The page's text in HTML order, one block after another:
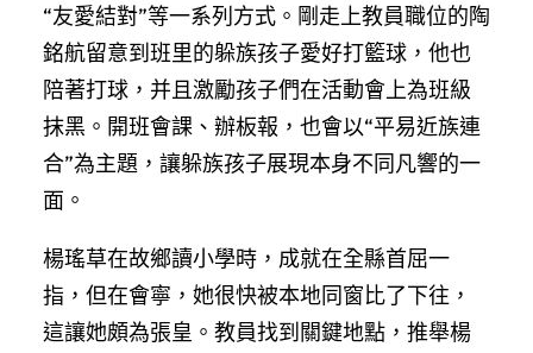
“友愛結對”等一系列方式。剛走上教員職位的陶
銘航留意到班里的躲族孩子愛好打籃球，他也
陪著打球，并且激勵孩子們在活動會上為班級
抹黑。開班會課、辦板報，也會以“平易近族連
合”為主題，讓躲族孩子展現本身不同凡響的一
面。
楊瑤草在故鄉讀小學時，成就在全縣首屈一
指，但在會寧，她很快被本地同窗比了下往，
這讓她頗為張皇。教員找到關鍵地點，推舉楊